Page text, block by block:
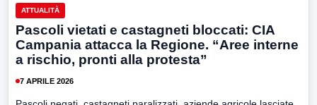
ATTUALITÀ
Pascoli vietati e castagneti bloccati: CIA
Campania attacca la Regione. “Aree interne
a rischio, pronti alla protesta”
7 APRILE 2026